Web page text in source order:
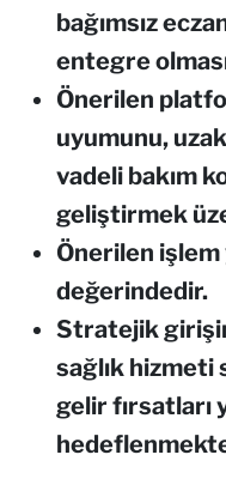
bağımsız
entegre
Önerilen
uyumunu,
vadeli bakım
geliştirmek
Önerilen işlem
değerindedir.
Stratejik
sağlık hizmeti
gelir fırsatları